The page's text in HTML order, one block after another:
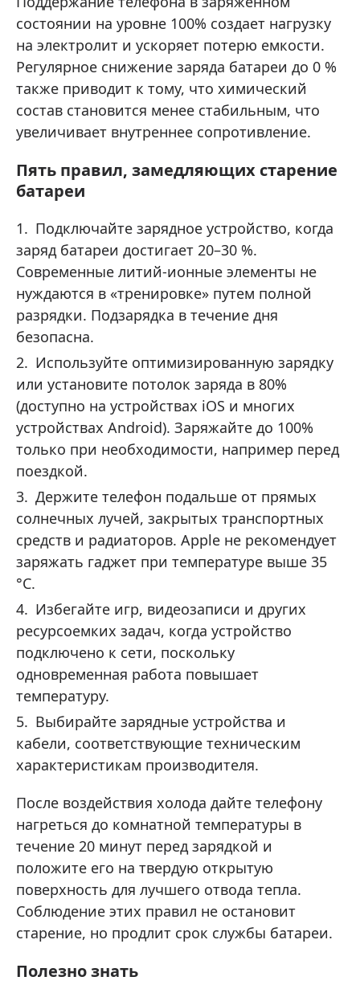
состоянии на уровне 100% создает нагрузку
на электролит и ускоряет потерю емкости.
Регулярное снижение заряда батареи до 0 %
также приводит к тому, что химический
состав становится менее стабильным, что
увеличивает внутреннее сопротивление.
Пять правил, замедляющих старение
батареи
Подключайте зарядное устройство, когда
заряд батареи достигает 20–30 %.
Современные литий-ионные элементы не
нуждаются в «тренировке» путем полной
разрядки. Подзарядка в течение дня
безопасна.
Используйте оптимизированную зарядку
или установите потолок заряда в 80%
(доступно на устройствах iOS и многих
устройствах Android). Заряжайте до 100%
только при необходимости, например перед
поездкой.
Держите телефон подальше от прямых
солнечных лучей, закрытых транспортных
средств и радиаторов. Apple не рекомендует
заряжать гаджет при температуре выше 35
°C.
Избегайте игр, видеозаписи и других
ресурсоемких задач, когда устройство
подключено к сети, поскольку
одновременная работа повышает
температуру.
Выбирайте зарядные устройства и
кабели, соответствующие техническим
характеристикам производителя.
После воздействия холода дайте телефону
нагреться до комнатной температуры в
течение 20 минут перед зарядкой и
положите его на твердую открытую
поверхность для лучшего отвода тепла.
Соблюдение этих правил не остановит
старение, но продлит срок службы батареи.
Полезно знать